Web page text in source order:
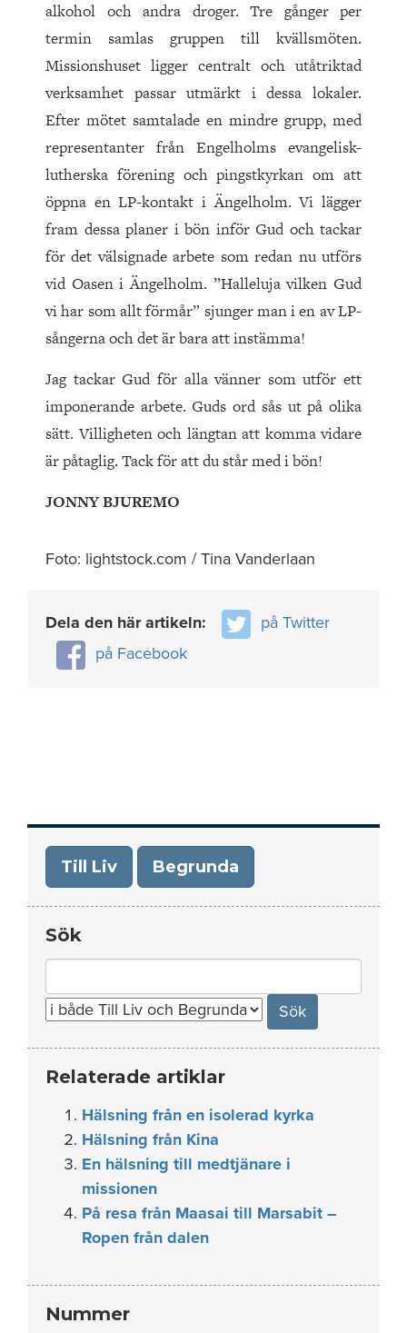
alkohol och andra droger. Tre gånger per
termin samlas gruppen till kvällsmöten.
Missionshuset ligger centralt och utåtriktad
verksamhet passar utmärkt i dessa lokaler.
Efter mötet samtalade en mindre grupp, med
representanter från Engelholms evangelisk-
lutherska förening och pingstkyrkan om att
öppna en LP-kontakt i Ängelholm. Vi lägger
fram dessa planer i bön inför Gud och tackar
för det välsignade arbete som redan nu utförs
vid Oasen i Ängelholm. ”Halleluja vilken Gud
vi har som allt förmår” sjunger man i en av LP-
sångerna och det är bara att instämma!
Jag tackar Gud för alla vänner som utför ett
imponerande arbete. Guds ord sås ut på olika
sätt. Villigheten och längtan att komma vidare
är påtaglig. Tack för att du står med i bön!
JONNY BJUREMO
Foto: lightstock.com / Tina Vanderlaan
Dela den här artikeln:
på Twitter
på Facebook
Till Liv Begrunda
Sök
for:
Relaterade artiklar
Hälsning från en isolerad kyrka
Hälsning från Kina
En hälsning till medtjänare i
missionen
På resa från Maasai till Marsabit –
Ropen från dalen
Nummer